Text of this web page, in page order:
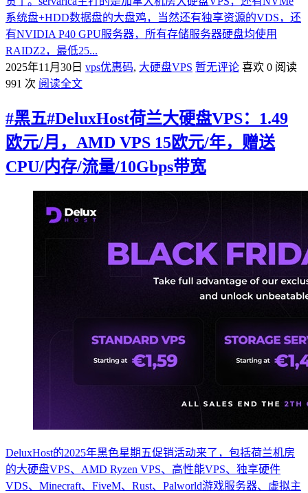
系统盘+HDD数据盘的大盘鸡，当然还有独享资源的VDS，还
有NVIDIA P40 GPU服务器，所有存储服务器硬盘均使用
RAIDZ2，最低25...
2025年11月30日 vps优惠码, 大硬盘VPS 暂无评论 喜欢 0 阅读
991 次 阅读全文
#黑五#DeluxHost荷兰大硬盘VPS：1.49
欧元/月，AMD VPS 15欧元/年，赠送
CPU/内存/流量/10Gbps带宽
DeluxHost的2025年黑色星期五促销活动来了，包括荷兰机房
的大硬盘VPS、AMD Ryzen VPS、高性能VPS、独享硬件
VDS、Minecraft、FiveM、Rust、Palworld游戏服务器、虚拟主